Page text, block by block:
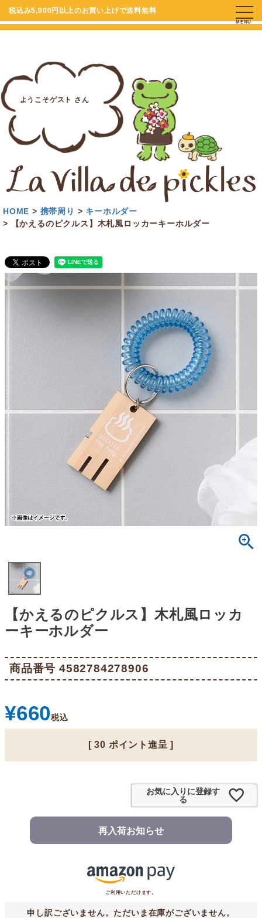
税込み5,000円以上のお買い上げで送料無料
ようこそゲスト さん
MENU
HOME 携帯周り
キーホルダー
【かえるのピクルス】木札風ロッカーキーホルダー
【かえるのピクルス】木札風ロッカ
ーキーホルダー
商品番号 4582784278906
¥660税込
[ 30 ポイント進呈 ]
お気に入りに登録す
る
再入荷お知らせ
ご利用いただけます。
申し訳ございません。ただいま在庫がございません。